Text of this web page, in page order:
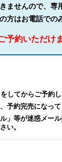
せんので、専
方はお電話での
予約いただけま
てからご予約し
約完売になって
」等が迷惑メー
い。